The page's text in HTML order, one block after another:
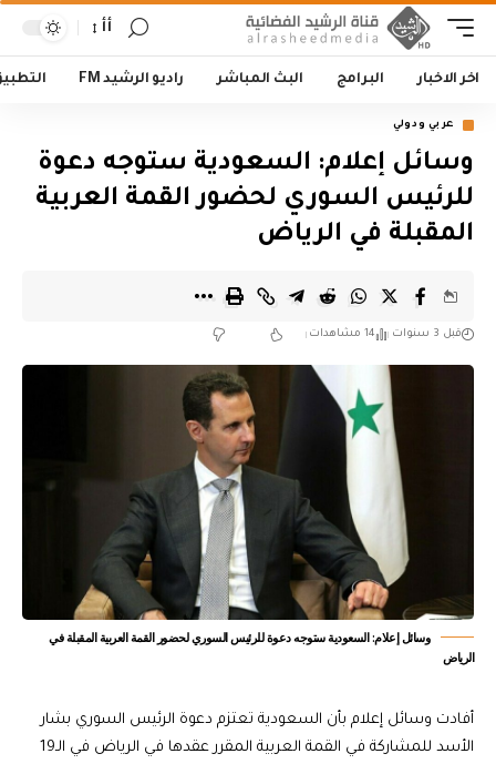
أأ
اخر الاخبار البرامج البث المباشر راديو الرشيد FM
عربي ودولي
وسائل إعلام: السعودية ستوجه دعوة
للرئيس السوري لحضور القمة العربية
المقبلة في الرياض
قبل 3 سنوات 14 مشاهدات
وسائل إعلام: السعودية ستوجه دعوة للرئيس السوري لحضور القمة العربية المقبلة في
الرياض
أفادت وسائل إعلام بأن السعودية تعتزم دعوة الرئيس السوري بشار
الأسد للمشاركة في القمة العربية المقرر عقدها في الرياض في الـ19